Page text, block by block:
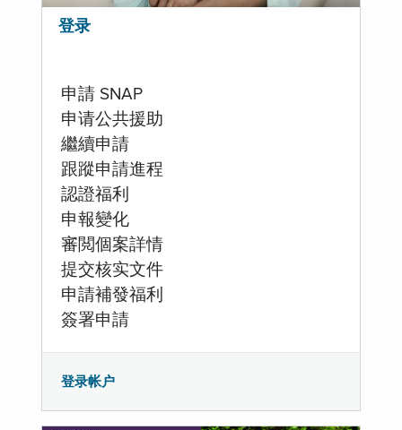
登录
申請 SNAP
申请公共援助
繼續申請
跟蹤申請進程
認證福利
申報變化
審閲個案詳情
提交核实文件
申請補發福利
簽署申請
登录帐户